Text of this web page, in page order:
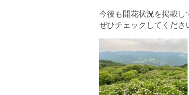
今後も開花状況を掲載し
ぜひチェックしてくださ